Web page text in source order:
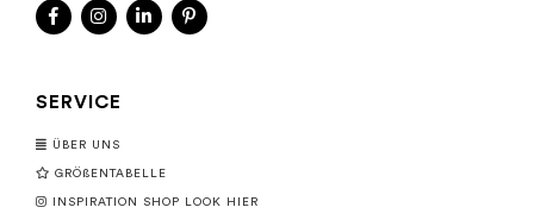
SERVICE
ÜBER UNS
GRÖßENTABELLE
INSPIRATION SHOP LOOK HIER